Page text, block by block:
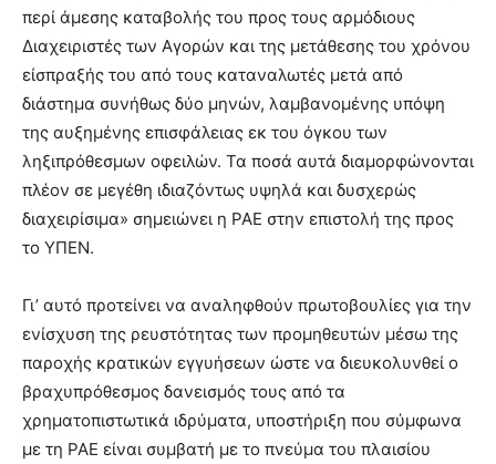
περί άμεσης καταβολής του προς τους αρμόδιους
Διαχειριστές των Αγορών και της μετάθεσης του χρόνου
είσπραξής του από τους καταναλωτές μετά από
διάστημα συνήθως δύο μηνών, λαμβανομένης υπόψη
της αυξημένης επισφάλειας εκ του όγκου των
ληξιπρόθεσμων οφειλών. Τα ποσά αυτά διαμορφώνονται
πλέον σε μεγέθη ιδιαζόντως υψηλά και δυσχερώς
διαχειρίσιμα» σημειώνει η ΡΑΕ στην επιστολή της προς
το ΥΠΕΝ.
Γι’ αυτό προτείνει να αναληφθούν πρωτοβουλίες για την
ενίσχυση της ρευστότητας των προμηθευτών μέσω της
παροχής κρατικών εγγυήσεων ώστε να διευκολυνθεί ο
βραχυπρόθεσμος δανεισμός τους από τα
χρηματοπιστωτικά ιδρύματα, υποστήριξη που σύμφωνα
με τη ΡΑΕ είναι συμβατή με το πνεύμα του πλαισίου